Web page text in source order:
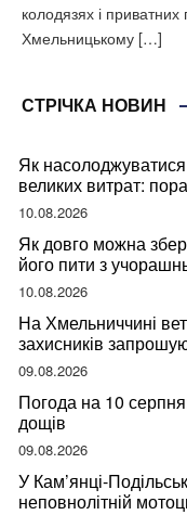
колодязях і
Хмельницькому […]
СТРІЧКА НОВИН
Як
великих витрат:
10.08.2026
Як довго можна
його пити з
10.08.2026
На Хмельниччині
захисників
змаганнях
09.08.2026
Погода на 10
дощів
09.08.2026
У Кам’янці-
неповнолітній